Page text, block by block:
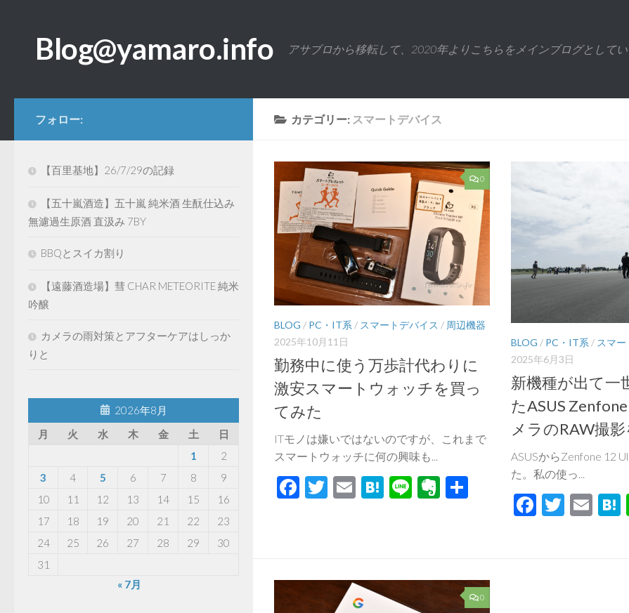
Blog@yamaro.info アサブロから移転して、2020年よりこちらをメインブログとして
カテゴリー: スマートデバイス
0
BLOG / PC・IT系 / スマートデバイス / 周辺機器
2025年10月11日
勤務中に使う万歩計代わりに
激安スマートウォッチを買っ
てみた
ITモノは嫌いではないのですが、これまで
スマートウォッチに何の興味も...
Facebook
Twitter
EmailHatena
LineEvernote
BLOG / PC・IT系 / スマー
2025年6月3日
新機種が出て一
たASUS
メラのRAW撮
ASUSからZenfone 12
た。私の使っ...
Facebook
0
フォロー:
【百里基地】26/7/29の記録
【五十嵐酒造】五十嵐 純米酒 生酛仕込み
無濾過生原酒 直汲み 7BY
BBQとスイカ割り
【遠藤酒造場】彗 CHAR METEORITE 純米
吟醸
カメラの雨対策とアフターケアはしっか
りと
2026年8月
月
火 水 木 金 土
日
1
2
3
4 5 6 7 8
9
10
11 12 13 14 15
16
17
18 19 20 21 22
23
24
25 26 27 28 29
30
31
« 7月